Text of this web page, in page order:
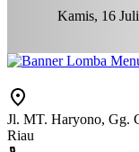
Kamis, 16
Jl. MT. Haryono, Gg.
Riau